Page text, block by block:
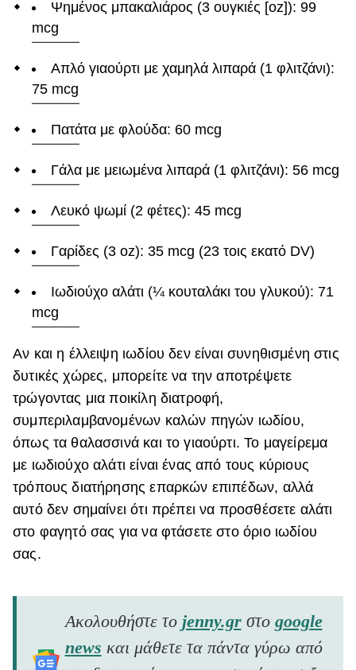
Ψημένος μπακαλιάρος (3 ουγκιές [oz]): 99
mcg
Απλό γιαούρτι με χαμηλά λιπαρά (1 φλιτζάνι):
75 mcg
Πατάτα με φλούδα: 60 mcg
Γάλα με μειωμένα λιπαρά (1 φλιτζάνι): 56 mcg
Λευκό ψωμί (2 φέτες): 45 mcg
Γαρίδες (3 oz): 35 mcg (23 τοις εκατό DV)
Ιωδιούχο αλάτι (¼ κουταλάκι του γλυκού): 71
mcg
Αν και η έλλειψη ιωδίου δεν είναι συνηθισμένη στις
δυτικές χώρες, μπορείτε να την αποτρέψετε
τρώγοντας μια ποικίλη διατροφή,
συμπεριλαμβανομένων καλών πηγών ιωδίου,
όπως τα θαλασσινά και το γιαούρτι. Το μαγείρεμα
με ιωδιούχο αλάτι είναι ένας από τους κύριους
τρόπους διατήρησης επαρκών επιπέδων, αλλά
αυτό δεν σημαίνει ότι πρέπει να προσθέσετε αλάτι
στο φαγητό σας για να φτάσετε στο όριο ιωδίου
σας.
Ακολουθήστε το jenny.grστο google
news και μάθετε τα πάντα γύρω από